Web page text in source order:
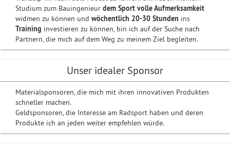
Studium zum Bauingenieur dem Sport volle Aufmerksamkeit
widmen zu können und wöchentlich 20-30 Stunden ins
Training investieren zu können, bin ich auf der Suche nach
Partnern, die mich auf dem Weg zu meinem Ziel begleiten.
Unser idealer Sponsor
Materialsponsoren, die mich mit ihren innovativen Produkten
schneller machen.
Geldsponsoren, die Interesse am Radsport haben und deren
Produkte ich an jeden weiter empfehlen würde.